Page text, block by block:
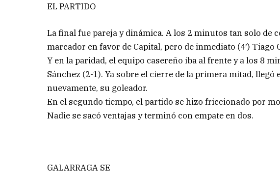
EL PARTIDO
La final fue pareja y dinámica. A los 2 minutos tan solo de
marcador en favor de Capital, pero de inmediato (4′) Tiago
Y en la paridad, el equipo casereño iba al frente y a los 8
Sánchez (2-1). Ya sobre el cierre de la primera mitad, llegó
nuevamente, su goleador.
En el segundo tiempo, el partido se hizo friccionado por
Nadie se sacó ventajas y terminó con empate en dos.
GALARRAGA SE